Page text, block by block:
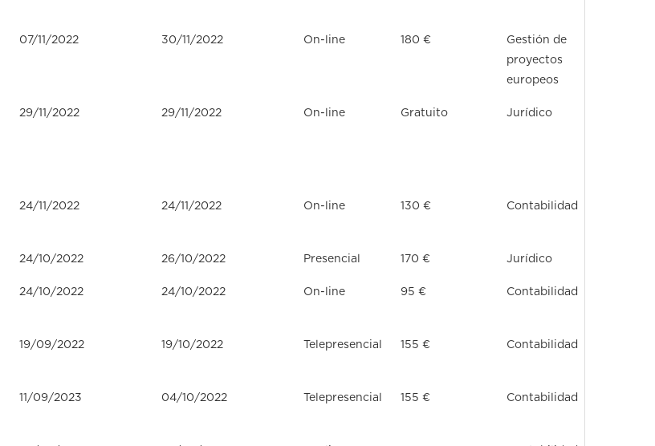
07/11/2022 30/11/2022 On-line 180 €
Gestión de
proyectos
europeos
29/11/2022 29/11/2022 On-line Gratuito Jurídico
24/11/2022 24/11/2022 On-line 130 € Contabilidad
24/10/2022 26/10/2022 Presencial 170 € Jurídico
24/10/2022 24/10/2022 On-line 95 € Contabilidad
19/09/2022 19/10/2022 Telepresencial 155 € Contabilidad
11/09/2023 04/10/2022 Telepresencial 155 € Contabilidad